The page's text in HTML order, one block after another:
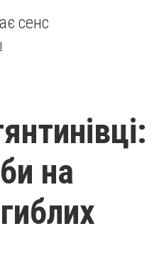
сенс
на